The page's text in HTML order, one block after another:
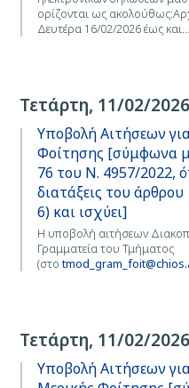
ορίζονται ως
Δευτέρα 16/02/2026 έως και…
Τετάρτη, 11/02/2026
Υποβολή Αιτήσεων
Φοίτησης [σύμφωνα
76 του Ν. 4957/2022,
διατάξεις του
6) και ισχύει]
Η υποβολή αιτήσεων
Γραμματεία του Τμήματος
(στο
Τετάρτη, 11/02/2026
Υποβολή Αιτήσεων